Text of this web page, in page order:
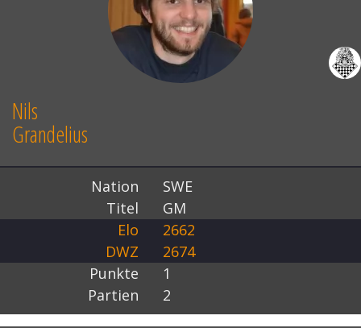
Nils
Grandelius
Nation
SWE
Titel
GM
Elo
2662
DWZ
2674
Punkte
1
Partien
2